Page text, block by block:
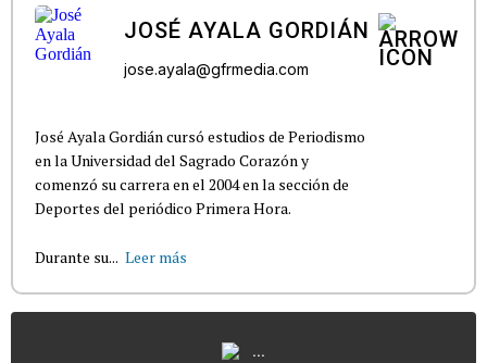
JOSÉ AYALA GORDIÁN
jose.ayala@gfrmedia.com
José Ayala Gordián cursó estudios de Periodismo
en la Universidad del Sagrado Corazón y
comenzó su carrera en el 2004 en la sección de
Deportes del periódico Primera Hora.
Durante su... Leer más
...